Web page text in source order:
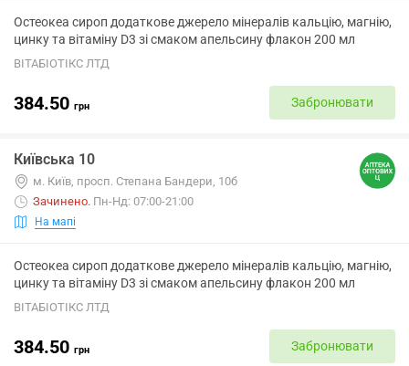
Остеокеа сироп додаткове джерело мінералів кальцію, магнію,
цинку та вітаміну D3 зі смаком апельсину флакон 200 мл
ВІТАБІОТІКС ЛТД
384.50 грн Забронювати
Київська 10
м. Київ, просп. Степана Бандери, 10б
Зачинено. Пн-Нд: 07:00-21:00
На мапі
Остеокеа сироп додаткове джерело мінералів кальцію, магнію,
цинку та вітаміну D3 зі смаком апельсину флакон 200 мл
ВІТАБІОТІКС ЛТД
384.50 грн Забронювати